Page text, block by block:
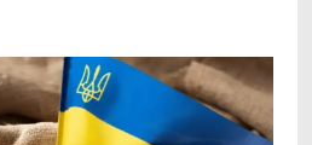
Link